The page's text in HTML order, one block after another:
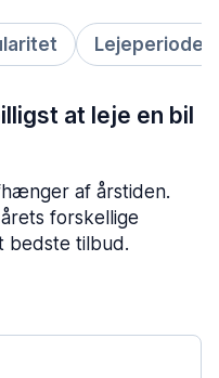
Lejeperiode
at leje en bil
af årstiden.
forskellige
bedste tilbud.